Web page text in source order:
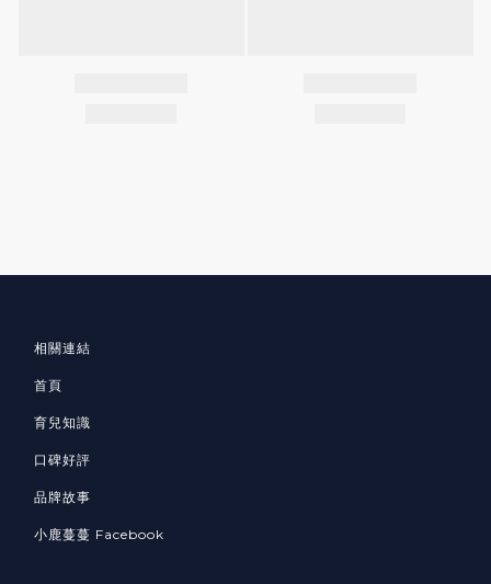
相關連結
首頁
育兒知識
口碑好評
品牌故事
小鹿蔓蔓 Facebook